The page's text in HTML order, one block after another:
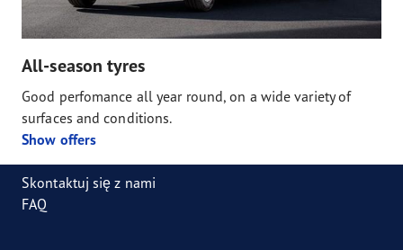
All-season tyres
Good perfomance all year round, on a wide variety of
surfaces and conditions.
Show offers
Skontaktuj się z nami
FAQ